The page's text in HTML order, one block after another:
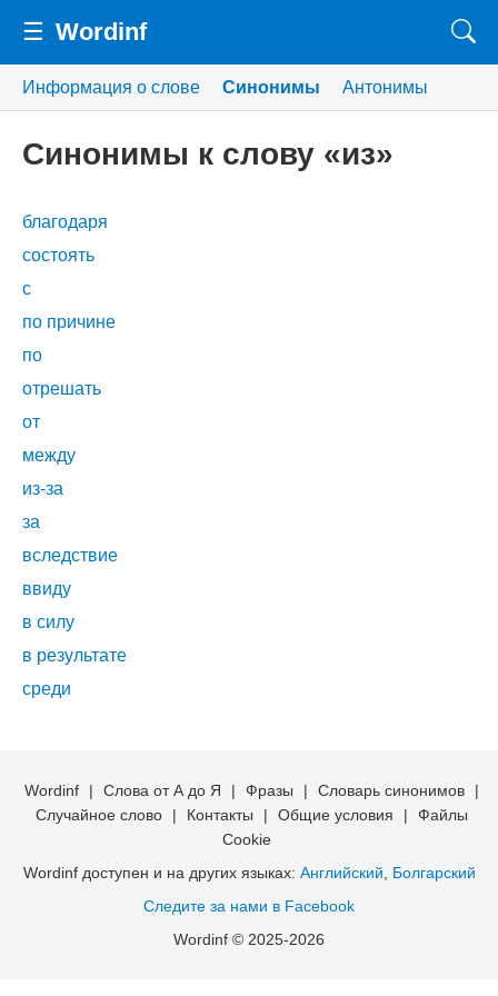
☰ Wordinf
Информация о слове Синонимы Антонимы
Синонимы к слову «из»
благодаря
состоять
с
по причине
по
отрешать
от
между
из-за
за
вследствие
ввиду
в силу
в результате
среди
Wordinf | Слова от А до Я | Фразы | Словарь синонимов
|
Случайное слово
| Контакты | Общие условия |
Файлы
Cookie
Wordinf доступен и на других языках: Английский
Болгарский
Следите за нами в Facebook
Wordinf © 2025-2026